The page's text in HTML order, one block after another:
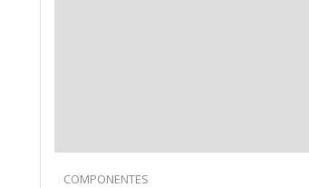
COMPONENTES